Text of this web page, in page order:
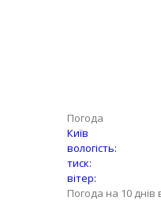
Погода
Київ
вологість:
тиск:
вітер:
Погода на 10 днів